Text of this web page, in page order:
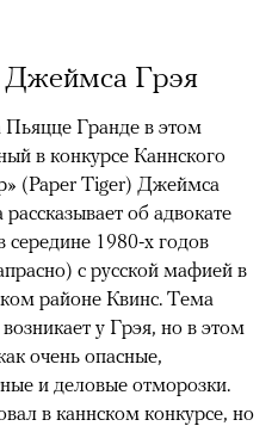
Грэя
Пьяцце Гранде в этом
в конкурсе Каннского
(Paper Tiger) Джеймса
об адвокате
1980-х годов
с русской мафией в
районе Квинс. Тема
у Грэя, но в этом
очень опасные,
и деловые отморозки.
в каннском конкурсе, но